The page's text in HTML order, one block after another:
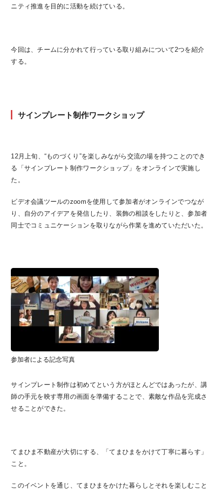
ニティ推進を目的に活動を続けている。
今回は、チームに分かれて行っている取り組みについて2つを紹介
する。
サインプレート制作ワークショップ
12月上旬、“ものづくり”を楽しみながら交流の場を持つことのでき
る「サインプレート制作ワークショップ」をオンラインで実施し
た。
ビデオ会議ツールのzoomを使用して参加者がオンラインでつなが
り、自分のアイデアを発信したり、装飾の相談をしたりと、参加者
同士でコミュニケーションを取りながら作業を進めていただいた。
参加者による記念写真
サインプレート制作は初めてという方がほとんどではあったが、講
師の手元を映す専用の画面を準備することで、素敵な作品を完成さ
せることができた。
てまひま不動産が大切にする、「てまひまをかけて丁寧に暮らす」
こと。
このイベントを通じ、てまひまをかけた暮らしとそれを楽しむこと